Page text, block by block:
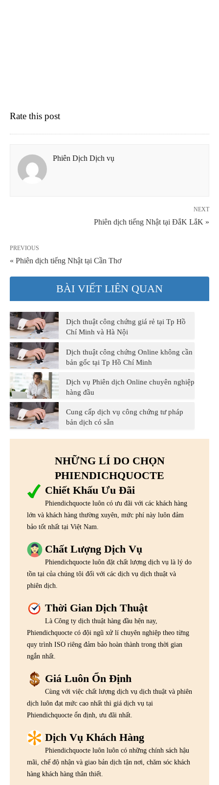
Rate this post
Phiên Dịch Dịch vụ
NEXT
Phiên dịch tiếng Nhật tại ĐắK LắK »
PREVIOUS
« Phiên dịch tiếng Nhật tại Cần Thơ
BÀI VIẾT LIÊN QUAN
Dịch thuật công chứng giá rẻ tại Tp Hồ
Chí Minh và Hà Nội
Dịch thuật công chứng Online không cần
bản gốc tại Tp Hồ Chí Minh
Dịch vụ Phiên dịch Online chuyên nghiệp
hàng đầu
Cung cấp dịch vụ công chứng tư pháp
bản dịch có sẵn
NHỮNG LÍ DO CHỌN
PHIENDICHQUOCTE
Chiết Khấu Ưu Đãi
Phiendichquocte luôn có ưu đãi với các khách hàng
lớn và khách hàng thường xuyên, mức phí này luôn đảm
bảo tốt nhất tại Việt Nam.
Chất Lượng Dịch Vụ
Phiendichquocte luôn đặt chất lượng dịch vụ là lý do
tồn tại của chúng tôi đối với các dịch vụ dịch thuật và
phiên dịch.
Thời Gian Dịch Thuật
Là Công ty dịch thuật hàng đầu hện nay,
Phiendichquocte có đội ngũ xử lí chuyên nghiệp theo từng
quy trình ISO riêng đảm bảo hoàn thành trong thời gian
ngắn nhất.
Giá Luôn Ổn Định
Cùng với việc chất lượng dịch vụ dịch thuật và phiên
dịch luôn đạt mức cao nhất thì giá dịch vụ tại
Phiendichquocte ổn định, ưu đãi nhất.
Dịch Vụ Khách Hàng
Phiendichquocte luôn luôn có những chính sách hậu
mãi, chế độ nhận và giao bản dịch tận nơi, chăm sóc khách
hàng khách hàng thân thiết.